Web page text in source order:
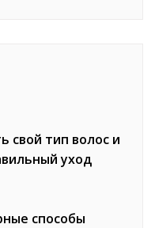
свой тип волос и
уход
способы